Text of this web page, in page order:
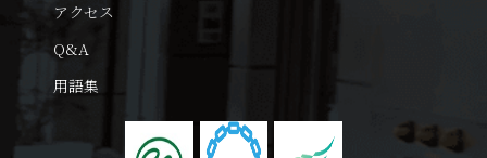
アクセス
Q&A
用語集